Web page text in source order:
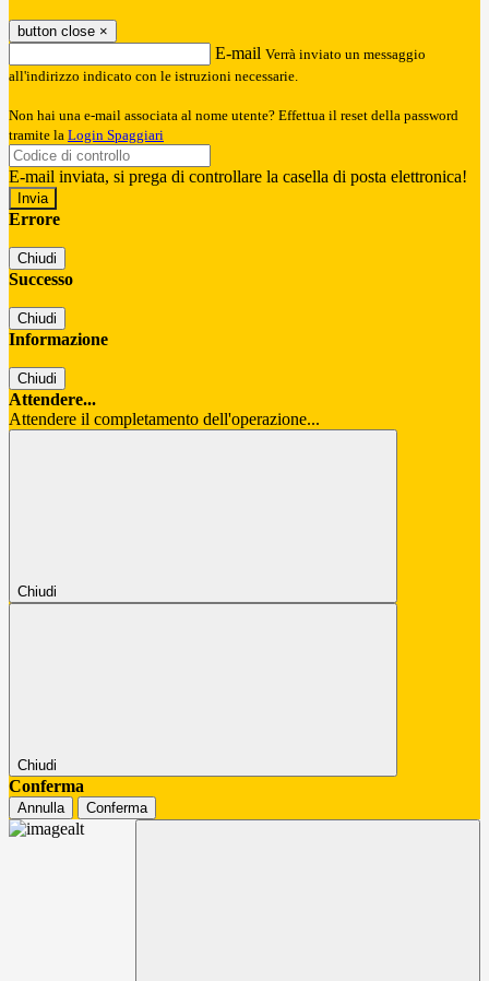
button close ×
E-mail Verrà inviato un messaggio
all'indirizzo indicato con le istruzioni necessarie.
Non hai una e-mail associata al nome utente? Effettua il reset della password
tramite la Login Spaggiari
E-mail inviata, si prega di controllare la casella di posta elettronica!
Errore
Chiudi
Successo
Chiudi
Informazione
Chiudi
Attendere...
Attendere il completamento dell'operazione...
Chiudi
Chiudi
Conferma
Annulla Conferma